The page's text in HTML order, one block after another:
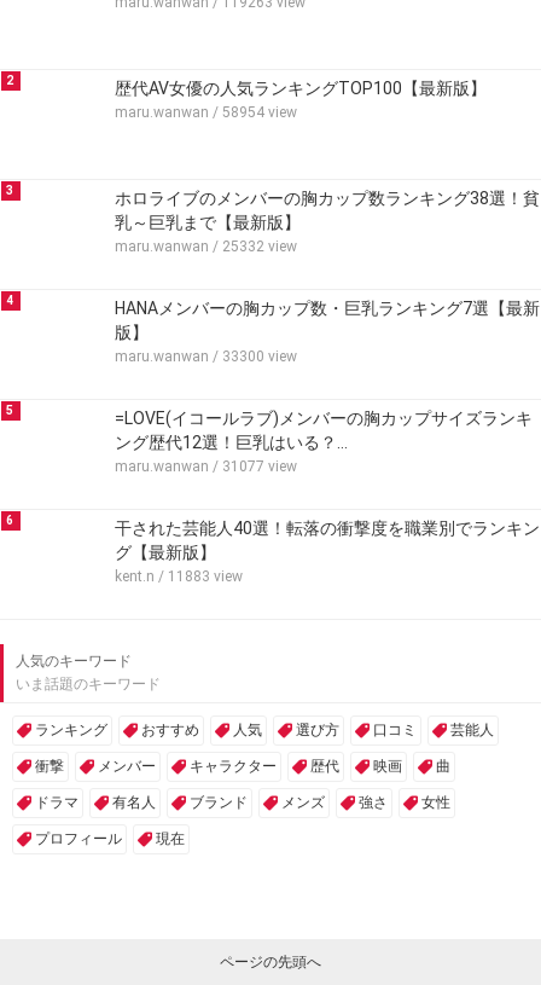
2 歴代AV女優の人気ランキングTOP100【最新版】
maru.wanwan / 58954 view
3
ホロライブのメンバーの胸カップ数ランキング38選！貧
乳～巨乳まで【最新版】
maru.wanwan / 25332 view
4
HANAメンバーの胸カップ数・巨乳ランキング7選【最新
版】
maru.wanwan / 33300 view
5
=LOVE(イコールラブ)メンバーの胸カップサイズランキ
ング歴代12選！巨乳はいる？…
maru.wanwan / 31077 view
6
干された芸能人40選！転落の衝撃度を職業別でランキン
グ【最新版】
kent.n / 11883 view
人気のキーワード
いま話題のキーワード
ランキング おすすめ 人気 選び方 口コミ 芸能人
衝撃 メンバー キャラクター 歴代 映画 曲
ドラマ 有名人 ブランド メンズ 強さ 女性
プロフィール 現在
ページの先頭へ